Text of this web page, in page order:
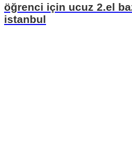
öğrenci için ucuz 2.el
istanbul